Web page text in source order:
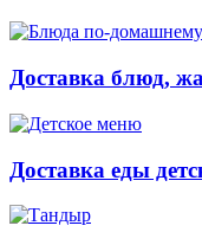
Доставка блюд,
Доставка еды